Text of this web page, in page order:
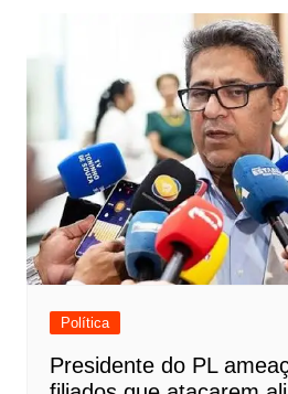
Política
Presidente do PL